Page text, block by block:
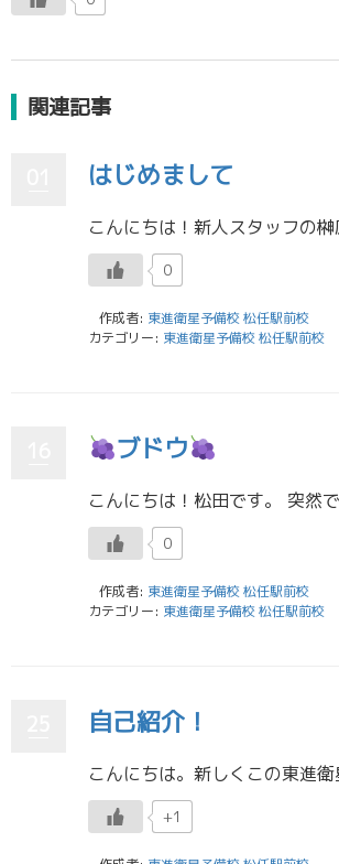
関連記事
はじめまして
0
作成者: 東進衛星予備校 松任駅前校
カテゴリー: 東進衛星予備校 松任駅前校
ブドウ
0
作成者: 東進衛星予備校 松任駅前校
カテゴリー: 東進衛星予備校 松任駅前校
自己紹介！
+1